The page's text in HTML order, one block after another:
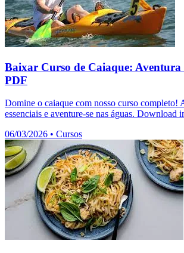
Baixar Curso de Caiaque: Aventura
PDF
Domine o caiaque com nosso curso completo!
essenciais e aventure-se nas águas. Download
06/03/2026 • Cursos